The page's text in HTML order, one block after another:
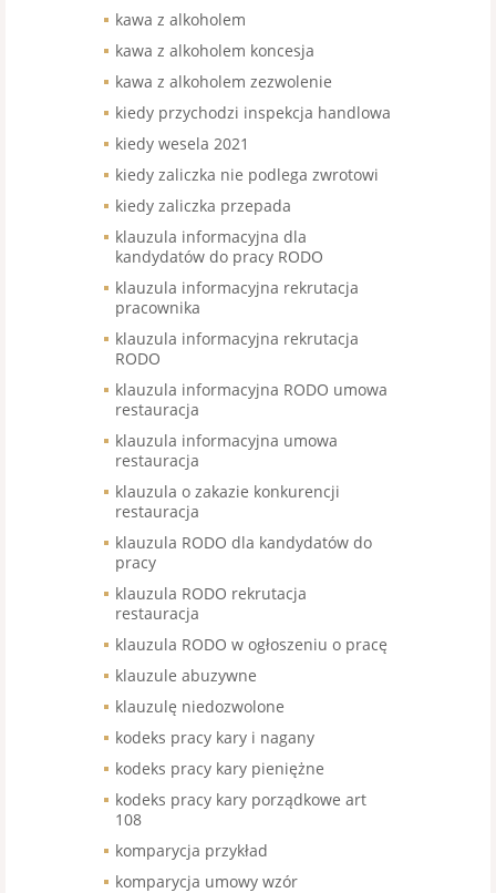
kawa z alkoholem
kawa z alkoholem koncesja
kawa z alkoholem zezwolenie
kiedy przychodzi inspekcja handlowa
kiedy wesela 2021
kiedy zaliczka nie podlega zwrotowi
kiedy zaliczka przepada
klauzula informacyjna dla
kandydatów do pracy RODO
klauzula informacyjna rekrutacja
pracownika
klauzula informacyjna rekrutacja
RODO
klauzula informacyjna RODO umowa
restauracja
klauzula informacyjna umowa
restauracja
klauzula o zakazie konkurencji
restauracja
klauzula RODO dla kandydatów do
pracy
klauzula RODO rekrutacja
restauracja
klauzula RODO w ogłoszeniu o pracę
klauzule abuzywne
klauzulę niedozwolone
kodeks pracy kary i nagany
kodeks pracy kary pieniężne
kodeks pracy kary porządkowe art
108
komparycja przykład
komparycja umowy wzór